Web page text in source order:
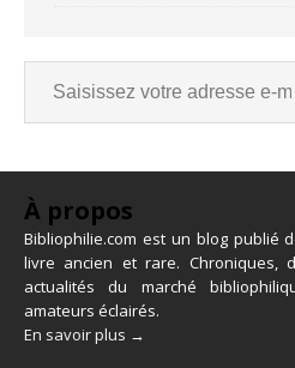
À propos
Bibliophilie.com est un blog publié
livre ancien et rare. Chroniques,
actualités du marché
amateurs éclairés.
En savoir plus →